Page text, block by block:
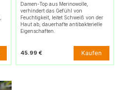
Damen-Top aus Merinowolle,
verhindert das Gefühl von
Feuchtigkeit, leitet Schweiß von der
Haut ab, dauerhafte antibakterielle
Eigenschaften.
45.99 € Kaufen